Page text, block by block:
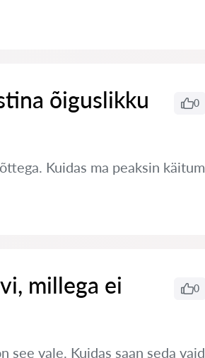
õiguslikku
0
Kuidas ma peaksin
millega ei
0
vale. Kuidas saan seda